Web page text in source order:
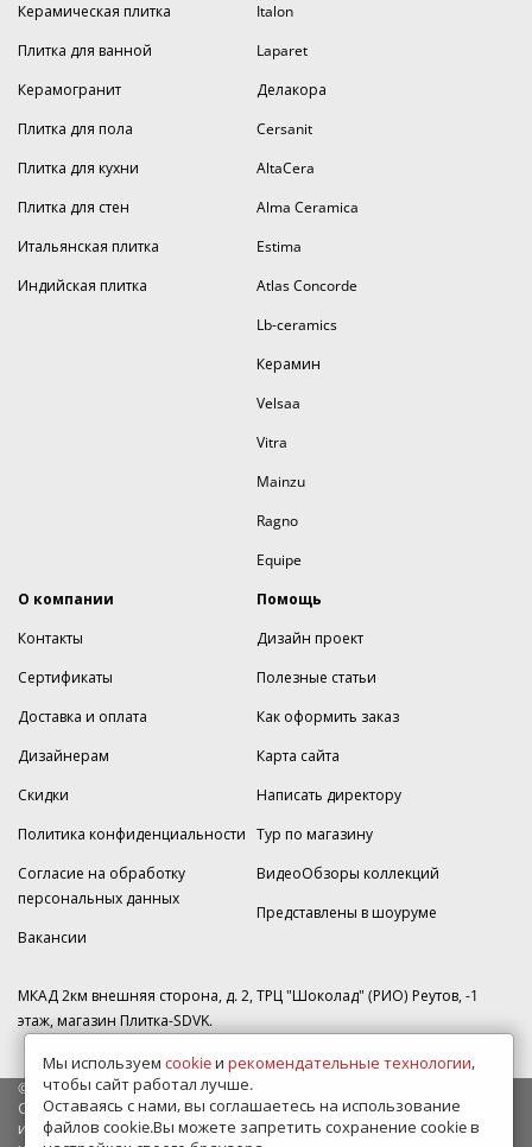
Керамическая плитка
Плитка для ванной
Керамогранит
Плитка для пола
Плитка для кухни
Плитка для стен
Итальянская плитка
Индийская плитка
Italon
Laparet
Делакора
Cersanit
AltaCera
Alma Ceramica
Estima
Atlas Concorde
Lb-ceramics
Керамин
Velsaa
Vitra
Mainzu
Ragno
Equipe
О компании
Контакты
Сертификаты
Доставка и оплата
Дизайнерам
Скидки
Политика конфиденциальности
Согласие на обработку
персональных данных
Вакансии
Помощь
Дизайн проект
Полезные статьи
Как оформить заказ
Карта сайта
Написать директору
Тур по магазину
ВидеоОбзоры коллекций
Представлены в шоуруме
МКАД 2км внешняя сторона, д. 2, ТРЦ "Шоколад" (РИО) Реутов, -1
этаж, магазин Плитка-SDVK.
© 2009—2026 г. Все права защищены
Обращаем Ваше внимание на то, что данный интернет-сайт носит
исключительно информационный характер и ни при каких условиях
Мы используем cookieи рекомендательные технологии,
чтобы сайт работал лучше.
Оставаясь с нами, вы соглашаетесь на использование
файлов cookie.Вы можете запретить сохранение cookie в